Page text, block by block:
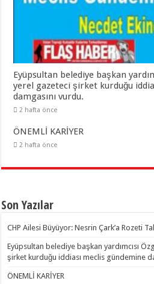
Eyüpsultan belediye başkan
yerel gazeteci şirket kurduğu
damgasını vurdu.
2 hafta önce
ÖNEMLİ KARİYER
2 hafta önce
Son Yazılar
CHP Ailesi Büyüyor: Nesrin Çark’a Rozeti
Eyüpsultan belediye başkan yardımcısı
şirket kurduğu iddiası meclis gündemine
ÖNEMLİ KARİYER